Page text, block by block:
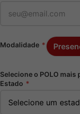
Modalidade *
Selecione o POLO mais
Estado *